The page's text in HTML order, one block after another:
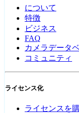
について
特徴
ビジネス
FAQ
カメラデータ
コミュニティ
ライセンス化
ライセンスを